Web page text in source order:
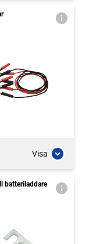
Visa
batteriladdare